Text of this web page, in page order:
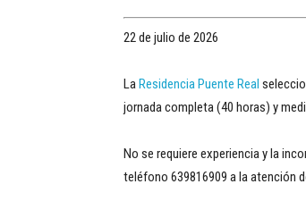
22 de julio de 2026
La Residencia Puente Real
jornada completa (40 horas) y
No se requiere experiencia y la
teléfono 639816909 a la atención